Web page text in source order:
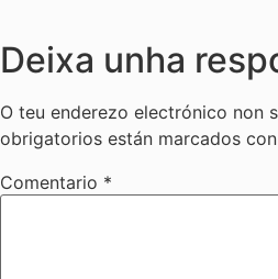
Deixa unha
O teu enderezo electrónico non
obrigatorios están marcados con
Comentario *